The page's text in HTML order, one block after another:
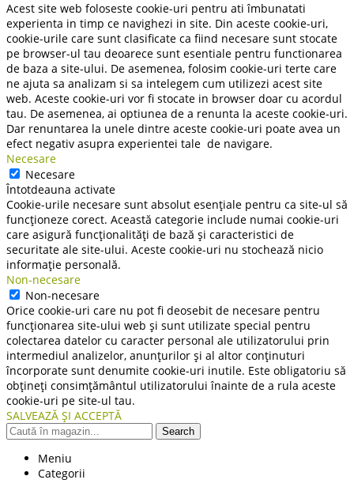
Acest site web foloseste cookie-uri pentru ati îmbunatati
experienta in timp ce navighezi in site. Din aceste cookie-uri,
cookie-urile care sunt clasificate ca fiind necesare sunt stocate
pe browser-ul tau deoarece sunt esentiale pentru functionarea
de baza a site-ului. De asemenea, folosim cookie-uri terte care
ne ajuta sa analizam si sa intelegem cum utilizezi acest site
web. Aceste cookie-uri vor fi stocate in browser doar cu acordul
tau. De asemenea, ai optiunea de a renunta la aceste cookie-uri.
Dar renuntarea la unele dintre aceste cookie-uri poate avea un
efect negativ asupra experientei tale de navigare.
Necesare
Necesare
Întotdeauna activate
Cookie-urile necesare sunt absolut esențiale pentru ca site-ul să
funcționeze corect. Această categorie include numai cookie-uri
care asigură funcționalități de bază și caracteristici de
securitate ale site-ului. Aceste cookie-uri nu stochează nicio
informație personală.
Non-necesare
Non-necesare
Orice cookie-uri care nu pot fi deosebit de necesare pentru
funcționarea site-ului web și sunt utilizate special pentru
colectarea datelor cu caracter personal ale utilizatorului prin
intermediul analizelor, anunțurilor și al altor conținuturi
încorporate sunt denumite cookie-uri inutile. Este obligatoriu să
obțineți consimțământul utilizatorului înainte de a rula aceste
cookie-uri pe site-ul tau.
SALVEAZĂ ȘI ACCEPTĂ
Search
Meniu
Categorii